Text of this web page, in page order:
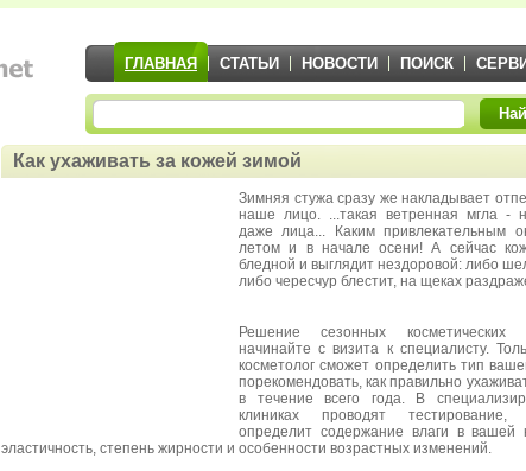
ГЛАВНАЯ СТАТЬИ НОВОСТИ ПОИСК
Как ухаживать за кожей зимой
Зимняя стужа сразу же накладывает
наше лицо. ...такая ветренная мгла -
даже лица... Каким привлекательным
летом и в начале осени! А сейчас
бледной и выглядит нездоровой: либо
либо чересчур блестит, на щеках
Решение сезонных косметических
начинайте с визита к специалисту.
косметолог сможет определить тип
порекомендовать, как правильно
в течение всего года. В
клиниках проводят тестирование,
определит содержание влаги в вашей
эластичность, степень жирности и особенности возрастных изменений.